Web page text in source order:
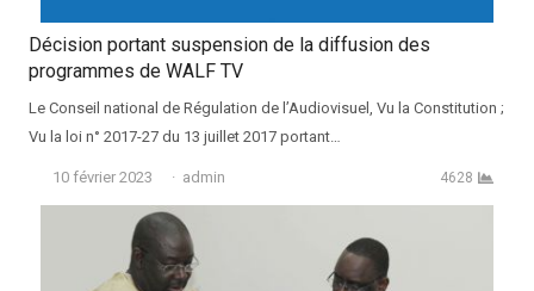
Décision portant suspension de la diffusion des
programmes de WALF TV
Le Conseil national de Régulation de l’Audiovisuel, Vu la Constitution ;
Vu la loi n° 2017-27 du 13 juillet 2017 portant…
10 février 2023 Auteur
admin 4628